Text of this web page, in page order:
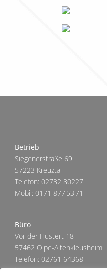
Betrieb
Siegenerstraße 69
57223 Kreuztal
Telefon: 02732 80227
Mobil: 0171 877 53 71
Büro
Vor der Hustert 18
57462 Olpe-Altenkleusheim
Telefon: 02761 64368
info@zimmerei-bald.de